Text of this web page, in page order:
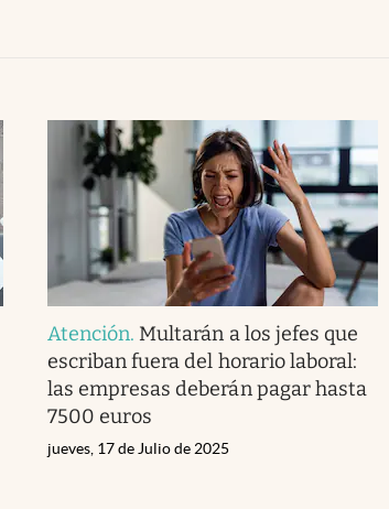
Atención. Multarán a los jefes que
escriban fuera del horario laboral:
las empresas deberán pagar hasta
7500 euros
jueves, 17 de Julio de 2025